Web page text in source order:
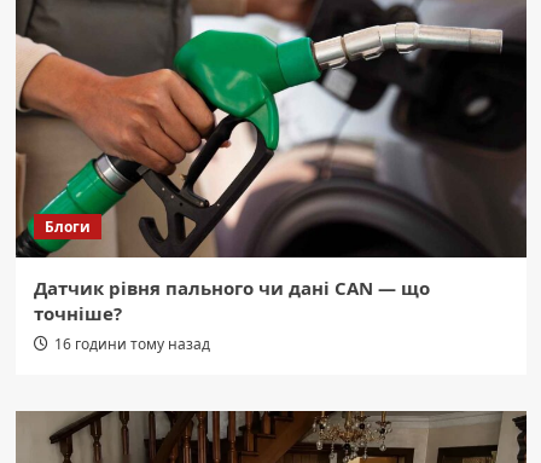
Блоги
Датчик рівня пального чи дані CAN — що
точніше?
16 години тому назад